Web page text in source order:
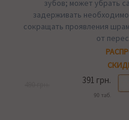
зубов; может убрать
задерживать
сокращать проявления
от
391 грн.
90 таб.